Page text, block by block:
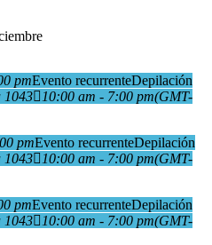
pmEvento recurrenteDepilación
1043 10:00 am - 7:00 pm(GMT-
pmEvento recurrenteDepilación
1043 10:00 am - 7:00 pm(GMT-
pmEvento recurrenteDepilación
1043 10:00 am - 7:00 pm(GMT-